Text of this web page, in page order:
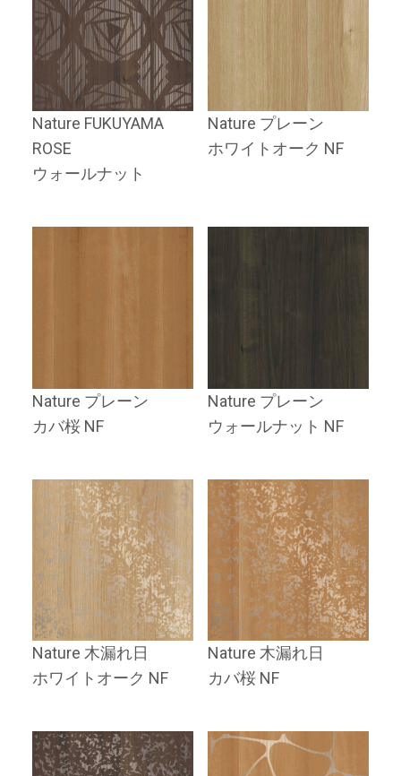
Nature FUKUYAMA
ROSE
ウォールナット
Nature プレーン
ホワイトオーク NF
Nature プレーン
カバ桜 NF
Nature プレーン
ウォールナット NF
Nature 木漏れ日
ホワイトオーク NF
Nature 木漏れ日
カバ桜 NF